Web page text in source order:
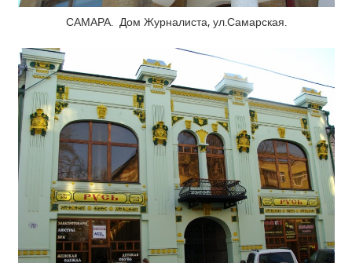
САМАРА. Дом Журналиста, ул.Самарская.